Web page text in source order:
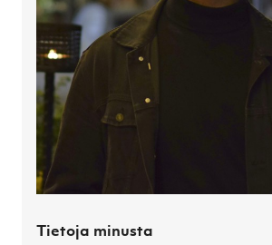
Tietoja minusta